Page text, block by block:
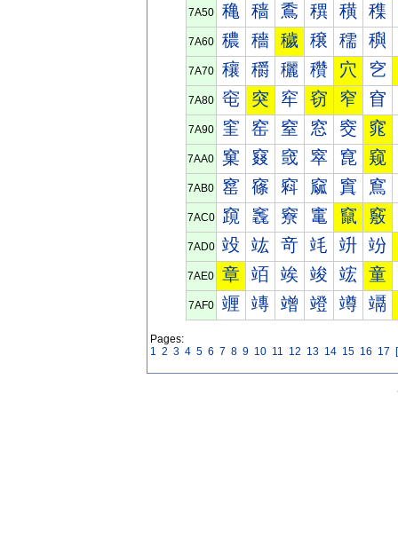
7A50 穐 穑 穒 穓 穔 穕
7A60 穠 穡 穢 穣 穤 穥
7A70 穰 穱 穲 穳 穴 穵
7A80 窀 突 窂 窃 窄 窅
7A90 窐 窑 窒 窓 窔 窕
7AA0 窠 窡 窢 窣 窤 窥
7AB0 窰 窱 窲 窳 窴 窵
7AC0 竀 竁 竂 竃 竄 竅
7AD0 竐 竑 竒 竓 竔 竕
7AE0 章 竡 竢 竣 竤 童
7AF0 竰 竱 竲 竳 竴 竵
Pages:
1 2 3 4 5 6 7 8 9 10 11 12 13 14 15 16 17